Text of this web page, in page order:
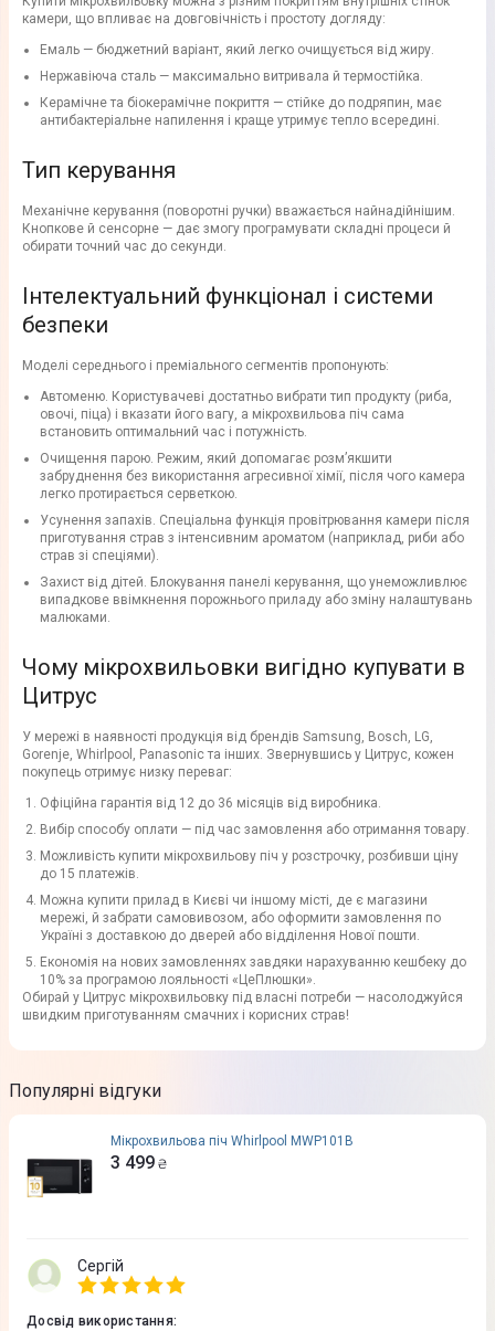
камери, що впливає на довговічність і простоту догляду:
Емаль — бюджетний варіант, який легко очищується від жиру.
Нержавіюча сталь — максимально витривала й термостійка.
Керамічне та біокерамічне покриття — стійке до подряпин, має
антибактеріальне напилення і краще утримує тепло всередині.
Тип керування
Механічне керування (поворотні ручки) вважається найнадійнішим.
Кнопкове й сенсорне — дає змогу програмувати складні процеси й
обирати точний час до секунди.
Інтелектуальний функціонал і системи
безпеки
Моделі середнього і преміального сегментів пропонують:
Автоменю. Користувачеві достатньо вибрати тип продукту (риба,
овочі, піца) і вказати його вагу, а мікрохвильова піч сама
встановить оптимальний час і потужність.
Очищення парою. Режим, який допомагає розм’якшити
забруднення без використання агресивної хімії, після чого камера
легко протирається серветкою.
Усунення запахів. Спеціальна функція провітрювання камери після
приготування страв з інтенсивним ароматом (наприклад, риби або
страв зі спеціями).
Захист від дітей. Блокування панелі керування, що унеможливлює
випадкове ввімкнення порожнього приладу або зміну налаштувань
малюками.
Чому мікрохвильовки вигідно купувати в
Цитрус
У мережі в наявності продукція від брендів Samsung, Bosch, LG,
Gorenje, Whirlpool, Panasonic та інших. Звернувшись у Цитрус, кожен
покупець отримує низку переваг:
Офіційна гарантія від 12 до 36 місяців від виробника.
Вибір способу оплати — під час замовлення або отримання товару.
Можливість купити мікрохвильову піч у розстрочку, розбивши ціну
до 15 платежів.
Можна купити прилад в Києві чи іншому місті, де є магазини
мережі, й забрати самовивозом, або оформити замовлення по
Україні з доставкою до дверей або відділення Нової пошти.
Економія на нових замовленнях завдяки нарахуванню кешбеку до
10% за програмою лояльності «ЦеПлюшки».
Обирай у Цитрус мікрохвильовку під власні потреби — насолоджуйся
швидким приготуванням смачних і корисних страв!
Популярні відгуки
Мікрохвильова піч Whirlpool MWP101B
3 499 ₴
Сергій
Досвід використання: